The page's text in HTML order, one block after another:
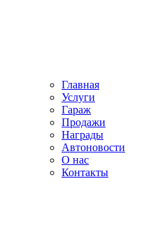
Главная
Услуги
Гараж
Продажи
Награды
Автоновости
О нас
Контакты